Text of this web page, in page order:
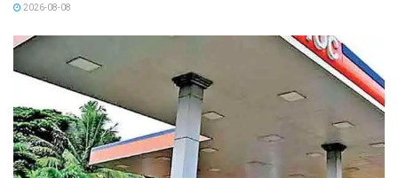
2026-08-08